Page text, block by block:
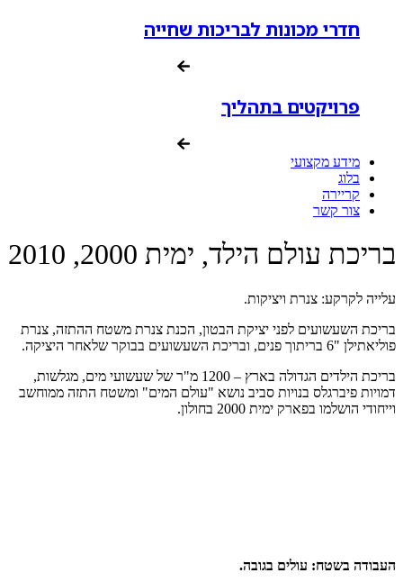
חדרי מכונות לבריכות שחייה
פרויקטים בתהליך
מידע מקצועי
בלוג
קריירה
צור קשר
בריכת עולם הילד, ימית 2000, 2010
עלייה לקרקע: צנרת ויציקות.
בריכת השעשועים לפני יציקת הבטון, הכנת צנרת משטח ההתזה, צנרת
פוליאתילן "6 בריתוך פנים, ובריכת השעשועים בבוקר שלאחר היציקה.
בריכת הילדים הגדולה בארץ – 1200 מ"ר של שעשועי מים, מגלשות,
דמויות פיברגלס בנויות סביב נושא "עולם המים" ומשטח התזה ממוחשב
וייחודי הושלמו בפארק ימית 2000 בחולון.
העבודה בשטח: עולים בגובה.